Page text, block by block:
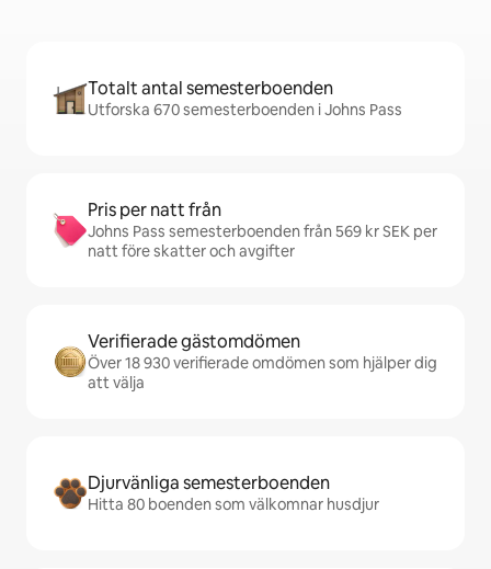
Totalt antal semesterboenden
Utforska 670 semesterboenden i Johns Pass
Pris per natt från
Johns Pass semesterboenden från 569 kr SEK per
natt före skatter och avgifter
Verifierade gästomdömen
Över 18 930 verifierade omdömen som hjälper dig
att välja
Djurvänliga semesterboenden
Hitta 80 boenden som välkomnar husdjur